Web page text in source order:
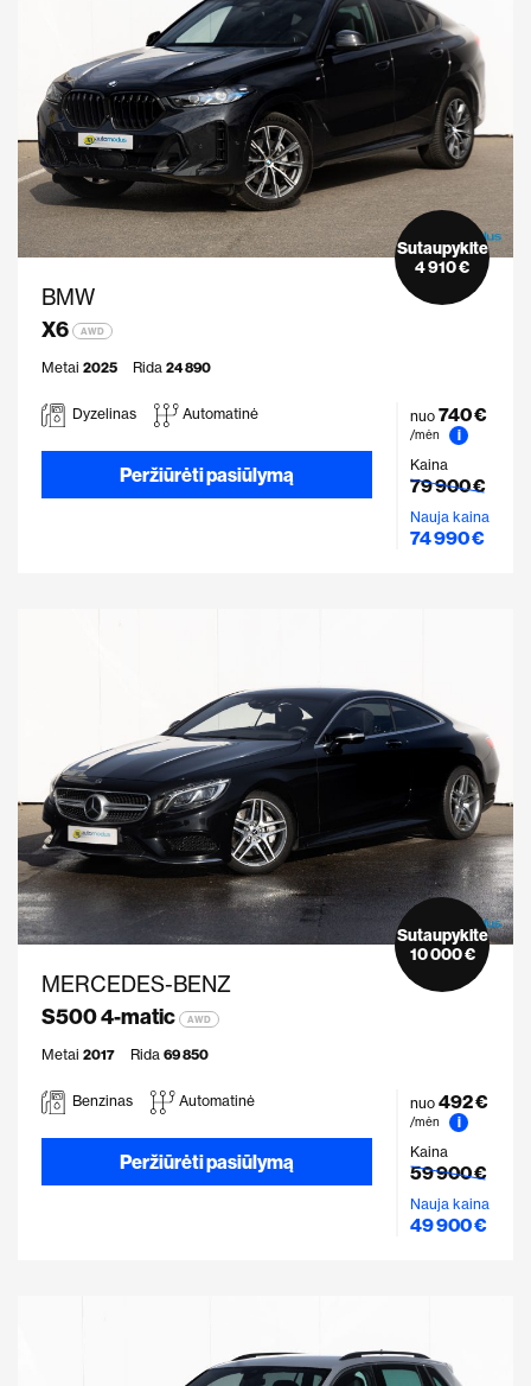
BMW
X6
AWD
Metai 2025 Rida 24 890
Sutaupykite
4 910 €
Dyzelinas Automatinė
Peržiūrėti pasiūlymą
nuo 740 €
/mėn
i
Kaina
79 900 €
Nauja kaina
74 990 €
MERCEDES-BENZ
S500 4-matic
AWD
Metai 2017 Rida 69 850
Sutaupykite
10 000 €
Benzinas Automatinė
Peržiūrėti pasiūlymą
nuo 492 €
/mėn
i
Kaina
59 900 €
Nauja kaina
49 900 €